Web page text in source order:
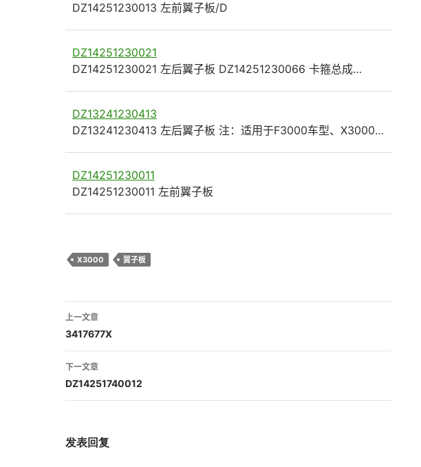
DZ14251230013 左前翼子板/D
DZ14251230021
DZ14251230021 左后翼子板 DZ14251230066 卡箍总成…
DZ13241230413
DZ13241230413 左后翼子板 注：适用于F3000车型、X3000…
DZ14251230011
DZ14251230011 左前翼子板
X3000 翼子板
文
章
导
航
上一文章
3417677X
下一文章
DZ14251740012
发表回复